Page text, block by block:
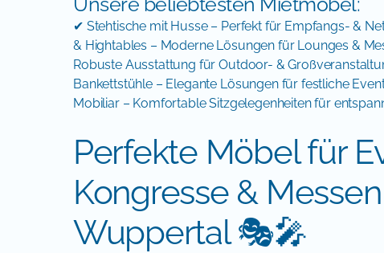
✔ Stehtische mit Husse – Perfekt für Empfangs- &
& Hightables – Moderne Lösungen für Lounges &
Robuste Ausstattung für Outdoor- &
Bankettstühle – Elegante Lösungen für festliche
Mobiliar – Komfortable Sitzgelegenheiten für
Perfekte Möbel für
Kongresse &
Wuppertal 🎭🎤